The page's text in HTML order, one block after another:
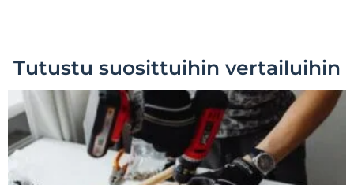
Tutustu suosittuihin vertailuihin